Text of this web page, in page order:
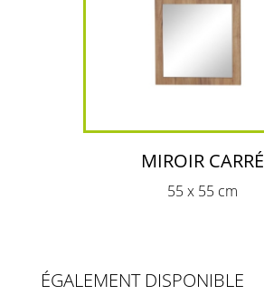
MIROIR CARRÉ
55 x 55 cm
ÉGALEMENT DISPONIBLE